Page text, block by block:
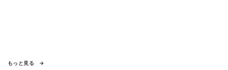
もっと見る